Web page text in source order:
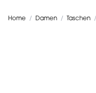
Home / Damen / Taschen /